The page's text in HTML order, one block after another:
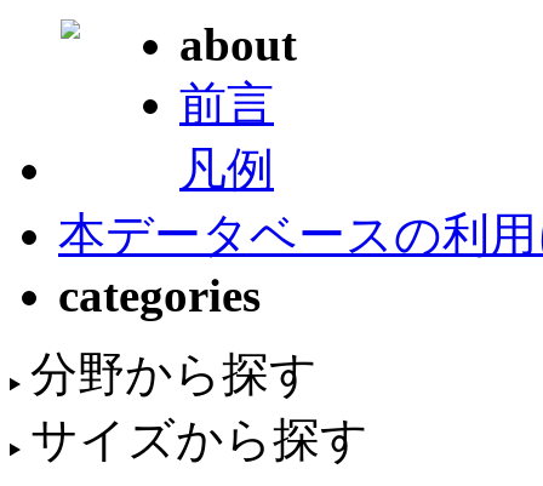
about
前言
凡例
本データベースの利
categories
分野から探す
サイズから探す